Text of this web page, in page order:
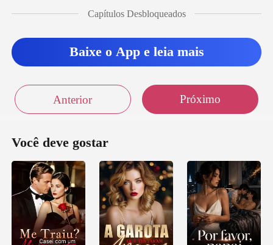
Capítulos Desbloqueados
Baixe o App e leia mais
Anterior Próximo
Você deve gostar